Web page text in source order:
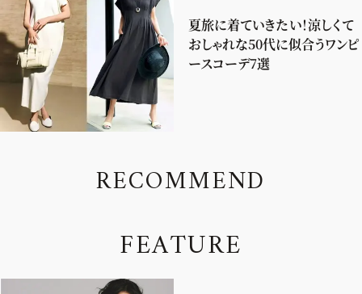
夏旅に着ていきたい！涼しくて
おしゃれな50代に似合うワンピ
ースコーデ7選
RECOMMEND
FEATURE